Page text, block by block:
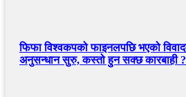
फिफा विश्वकपको फाइनलपछि भएको
अनुसन्धान सुरु, कस्तो हुन सक्छ कारबाही ?